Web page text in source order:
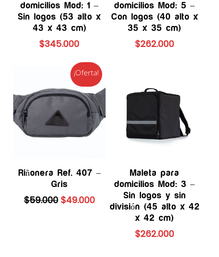
domicilios Mod: 1 –
Sin logos (53 alto x
43 x 43 cm)
$345.000
domicilios Mod: 5 –
Con logos (40 alto x
35 x 35 cm)
$262.000
¡Oferta!
Añadir Al Carrito
Riñonera Ref. 407 –
Gris
$59.000 El
$49.000El
precio
Añadir Al Carrito
Maleta para
domicilios Mod: 3 –
Sin logos y sin
división (45 alto x 42
x 42 cm)
$262.000